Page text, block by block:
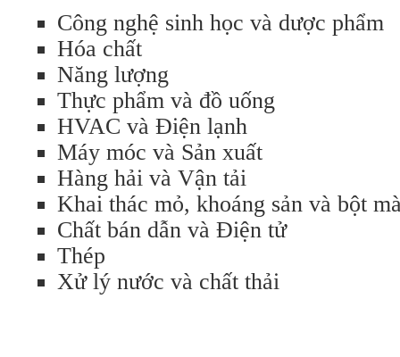
Công nghệ sinh học và dược phẩm
Hóa chất
Năng lượng
Thực phẩm và đồ uống
HVAC và Điện lạnh
Máy móc và Sản xuất
Hàng hải và Vận tải
Khai thác mỏ, khoáng sản và bột
Chất bán dẫn và Điện tử
Thép
Xử lý nước và chất thải